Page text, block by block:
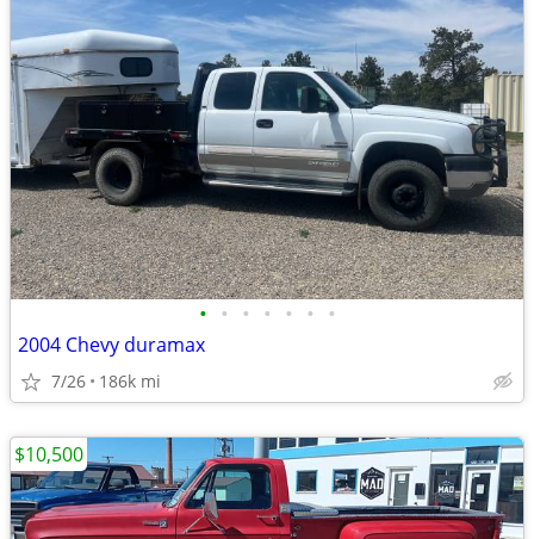
• • • • • • •
2004 Chevy duramax
7/26 186k mi
$10,500